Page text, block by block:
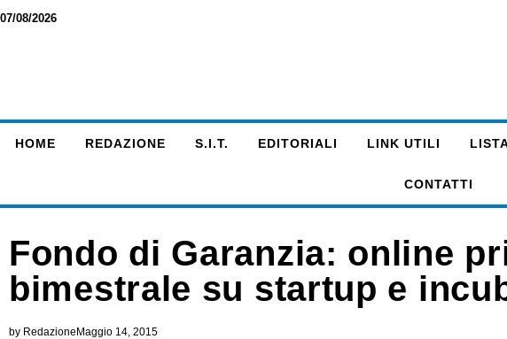
07/08/2026
HOME REDAZIONE S.I.T. EDITORIALI LINK UTILI
CONTATTI
Fondo di Garanzia: online
bimestrale su startup e
by Redazione Maggio 14, 2015